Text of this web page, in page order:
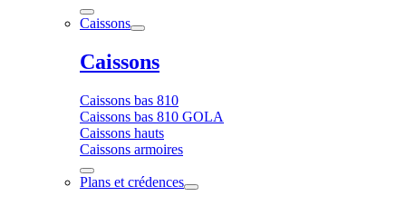
Caissons
Caissons
Caissons bas 810
Caissons bas 810 GOLA
Caissons hauts
Caissons armoires
Plans et crédences